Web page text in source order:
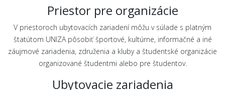
Priestor pre organizácie
V priestoroch ubytovacích zariadení môžu v súlade s platným
štatútom UNIZA pôsobiť športové, kultúrne, informačné a iné
záujmové zariadenia, združenia a kluby a študentské organizácie
organizované študentmi alebo pre študentov.
Ubytovacie zariadenia